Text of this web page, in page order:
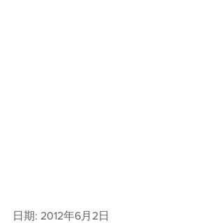
日期: 2012年6月2日